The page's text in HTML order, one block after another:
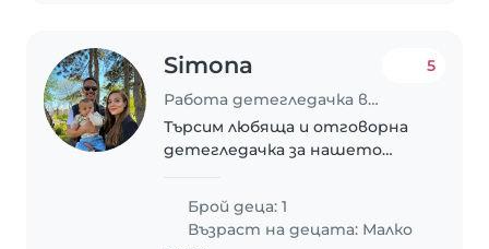
Simona
Работа детегледачка в София
5
Търсим любяща и отговорна
детегледачка за нашето
очакваме единствено гледане
на детето без никакви други
домакински задължения.
Брой деца: 1
Възраст на децата: Малко